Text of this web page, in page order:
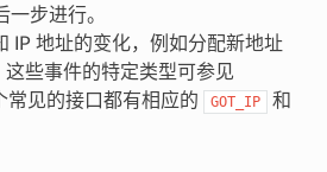
步进行。
IP 地址的变化，例如分配新地址
些事件的特定类型可参见
常见的接口都有相应的 GOT_IP 和